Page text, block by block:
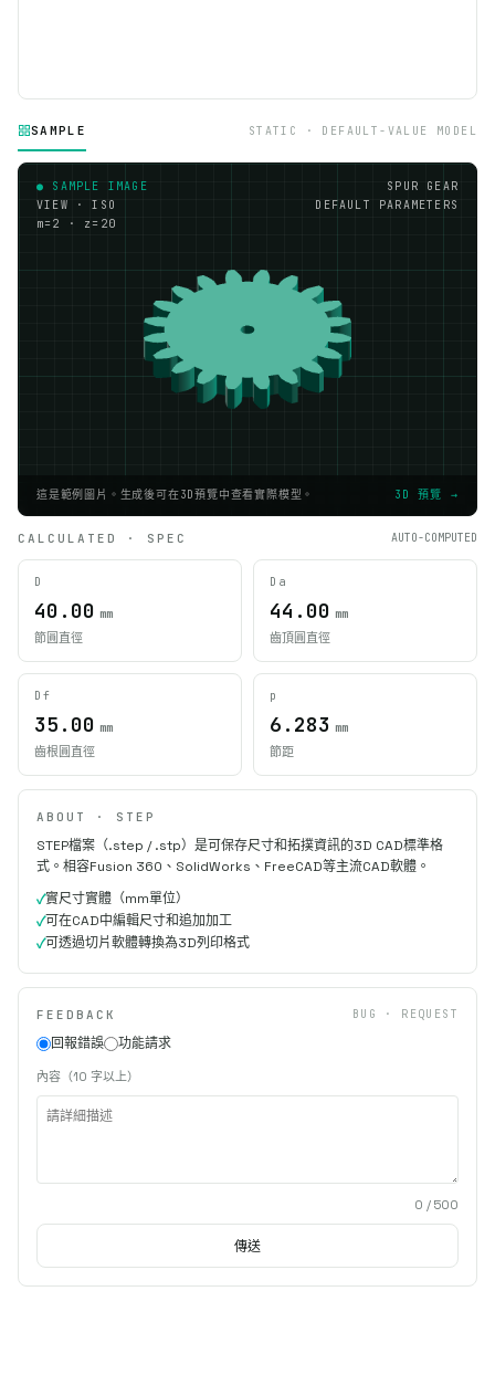
SAMPLE STATIC · DEFAULT-VALUE MODEL
● SAMPLE IMAGE
VIEW · ISO
m=2 · z=20
SPUR GEAR
DEFAULT PARAMETERS
這是範例圖片。生成後可在3D預覽中查看實際模型。 3D 預覽 →
CALCULATED · SPEC AUTO-COMPUTED
D
40.00 mm
節圓直徑
Da
44.00 mm
齒頂圓直徑
Df
35.00 mm
齒根圓直徑
p
6.283 mm
節距
ABOUT · STEP
STEP檔案（.step / .stp）是可保存尺寸和拓撲資訊的3D CAD標準格
式。相容Fusion 360、SolidWorks、FreeCAD等主流CAD軟體。
實尺寸實體（mm單位）
可在CAD中編輯尺寸和追加加工
可透過切片軟體轉換為3D列印格式
FEEDBACK BUG · REQUEST
回報錯誤 功能請求
內容（10 字以上）
0 / 500
傳送